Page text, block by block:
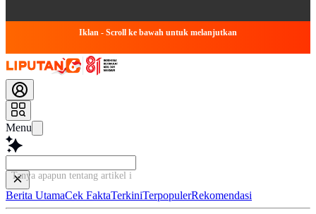
Iklan - Scroll ke bawah untuk melanjutkan
Menu
Tanya apapun tentang artikel ini...
Berita UtamaCek FaktaTerkiniTerpopulerRekomendasi